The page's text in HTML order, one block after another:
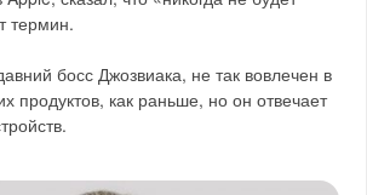
термин.
босс Джозвиака, не так вовлечен в
продуктов, как раньше, но он отвечает